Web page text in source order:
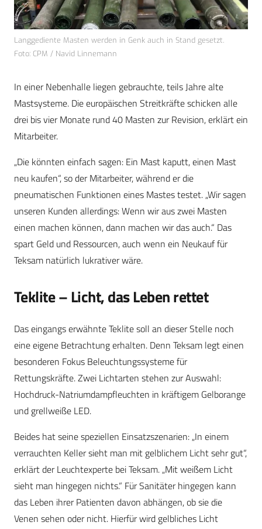
Langgediente Masten werden in Genk auch in Stand gesetzt.
Foto: CPM / Navid Linnemann
In einer Nebenhalle liegen gebrauchte, teils Jahre alte
Mastsysteme. Die europäischen Streitkräfte schicken alle
drei bis vier Monate rund 40 Masten zur Revision, erklärt ein
Mitarbeiter.
„Die könnten einfach sagen: Ein Mast kaputt, einen Mast
neu kaufen“, so der Mitarbeiter, während er die
pneumatischen Funktionen eines Mastes testet. „Wir sagen
unseren Kunden allerdings: Wenn wir aus zwei Masten
einen machen können, dann machen wir das auch.“ Das
spart Geld und Ressourcen, auch wenn ein Neukauf für
Teksam natürlich lukrativer wäre.
Teklite – Licht, das Leben rettet
Das eingangs erwähnte Teklite soll an dieser Stelle noch
eine eigene Betrachtung erhalten. Denn Teksam legt einen
besonderen Fokus Beleuchtungssysteme für
Rettungskräfte. Zwei Lichtarten stehen zur Auswahl:
Hochdruck-Natriumdampfleuchten in kräftigem Gelborange
und grellweiße LED.
Beides hat seine speziellen Einsatzszenarien: „In einem
verrauchten Keller sieht man mit gelblichem Licht sehr gut“,
erklärt der Leuchtexperte bei Teksam. „Mit weißem Licht
sieht man hingegen nichts.“ Für Sanitäter hingegen kann
das Leben ihrer Patienten davon abhängen, ob sie die
Venen sehen oder nicht. Hierfür wird gelbliches Licht